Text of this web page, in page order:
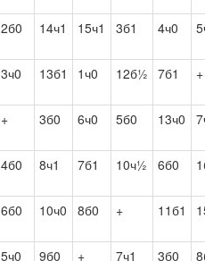
2б0 14ч1 15ч1 3б1 4ч0
3ч0 13б1 1ч0 12б½ 7б1 +
+ 3б0 6ч0 5б0 13ч0
4б0 8ч1 7б1 10ч½ 6б0
6б0 10ч0 8б0 + 11б1
5ч0 9б0 + 7ч1 3б0